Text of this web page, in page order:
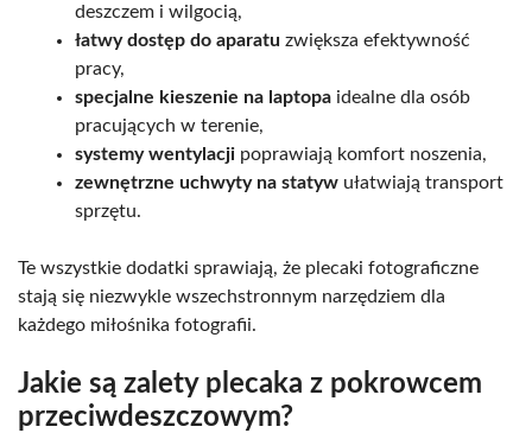
deszczem i wilgocią,
łatwy dostęp do aparatu zwiększa efektywność
pracy,
specjalne kieszenie na laptopa idealne dla osób
pracujących w terenie,
systemy wentylacji poprawiają komfort noszenia,
zewnętrzne uchwyty na statyw ułatwiają transport
sprzętu.
Te wszystkie dodatki sprawiają, że plecaki fotograficzne
stają się niezwykle wszechstronnym narzędziem dla
każdego miłośnika fotografii.
Jakie są zalety plecaka z pokrowcem
przeciwdeszczowym?